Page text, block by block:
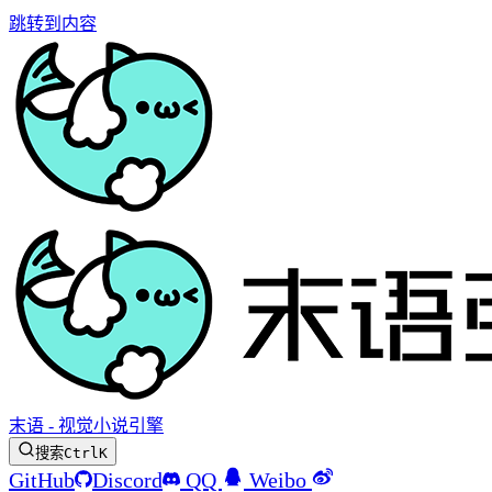
跳转到内容
末语 - 视觉小说引擎
搜索CtrlK
GitHub Discord QQ Weibo